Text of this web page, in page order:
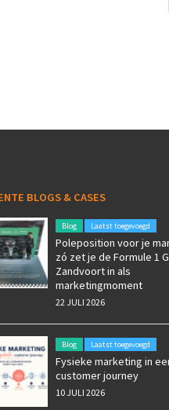
BLOGS & CASES
Blog Laatst toegevoegd
Poleposition voor je
zó zet je de Formule 1
Zandvoort in als
marketingmoment
22 JULI 2026
Blog Laatst toegevoegd
Fysieke marketing in
customer journey
10 JULI 2026